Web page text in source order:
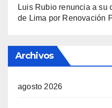
Luis Rubio renuncia a su
de Lima por Renovación
Archivos
agosto 2026